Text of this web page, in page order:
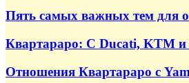
Пять самых важных тем для
Квартараро: С Ducati, KTM и
Отношения Квартараро с